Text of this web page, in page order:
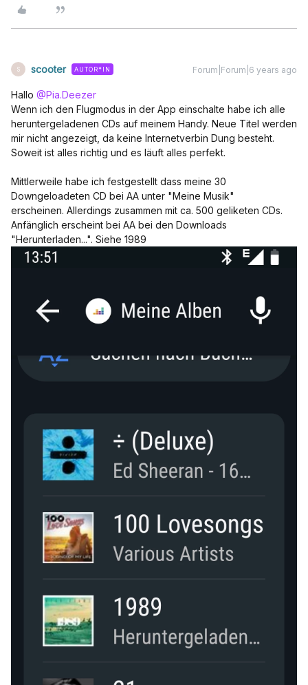
S scooter AUTOR*IN Forum|Forum|6 years ago
Hallo @Pia.Deezer
Wenn ich den Flugmodus in der App einschalte habe ich alle
heruntergeladenen CDs auf meinem Handy. Neue Titel werden
mir nicht angezeigt, da keine Internetverbin Dung besteht.
Soweit ist alles richtig und es läuft alles perfekt.
Mittlerweile habe ich festgestellt dass meine 30
Downgeloadeten CD bei AA unter "Meine Musik"
erscheinen. Allerdings zusammen mit ca. 500 geliketen CDs.
Anfänglich erscheint bei AA bei den Downloads
"Herunterladen...". Siehe 1989